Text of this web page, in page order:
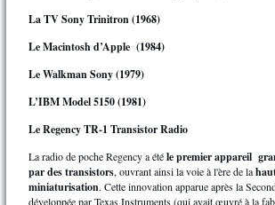
La TV Sony Trinitron (1968)
Le Macintosh d’Apple (1984)
Le Walkman Sony (1979)
L’IBM Model 5150 (1981)
Le Regency TR-1 Transistor Radio
La radio de poche Regency a étéle premier appareil
par des transistors, ouvrant ainsi la voie à l'ère de la
miniaturisation. Cette innovation apparue après la
développée par Texas Instruments (qui avait œuvré à la